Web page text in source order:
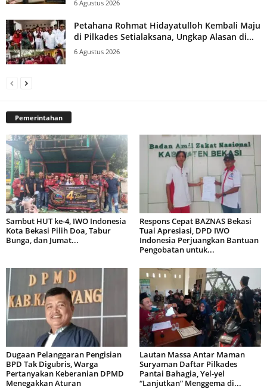
6 Agustus 2026
Petahana Rohmat Hidayatulloh Kembali Maju
di Pilkades Setialaksana, Ungkap Alasan di...
6 Agustus 2026
Pemerintahan
Sambut HUT ke-4, IWO Indonesia
Kota Bekasi Pilih Doa, Tabur
Bunga, dan Jumat...
Respons Cepat BAZNAS Bekasi
Tuai Apresiasi, DPD IWO
Indonesia Perjuangkan Bantuan
Pengobatan untuk...
Dugaan Pelanggaran Pengisian
BPD Tak Digubris, Warga
Pertanyakan Keberanian DPMD
Menegakkan Aturan
Lautan Massa Antar Maman
Suryaman Daftar Pilkades
Pantai Bahagia, Yel-yel
“Lanjutkan” Menggema di...